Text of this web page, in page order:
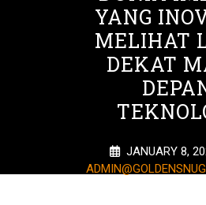
YANG
MELIHAT
DEKAT
JANUARY 8,